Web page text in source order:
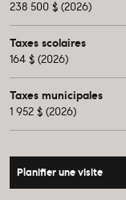
238 500 $ (2026)
Taxes scolaires
164 $ (2026)
Taxes municipales
1 952 $ (2026)
Planifier une visite